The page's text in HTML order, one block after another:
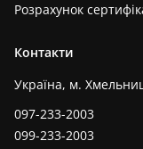
Розрахунок
Контакти
Україна, м.
097-233-2003
099-233-2003